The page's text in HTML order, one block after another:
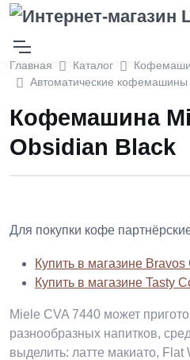
Главная Каталог
Автоматические кофемашины
Кофемашина
Obsidian Black
Для покупки кофе
Купить в магазине Bravos
Купить в магазине Tasty
Miele CVA 7440 может
разнообразных напитков,
выделить: латте макиато, Flat